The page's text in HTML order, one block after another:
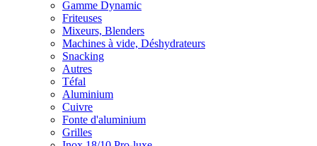
Gamme Dynamic
Friteuses
Mixeurs, Blenders
Machines à vide, Déshydrateurs
Snacking
Autres
Téfal
Aluminium
Cuivre
Fonte d'aluminium
Grilles